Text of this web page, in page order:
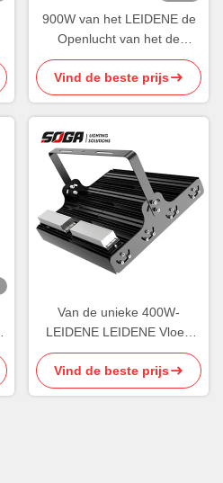
900W van het LEIDENE de
Openlucht van het de
Modulesaluminium
Schijnwerperstadion
Draaibare Huisvesting ROHS
Vind de beste prijs
Van de unieke 400W-
LEIDENE LEIDENE Vloed
Lichte Huisvesting
Schijnwerper Openluchtrohs
Vind de beste prijs